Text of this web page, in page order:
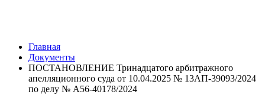
Главная
Документы
ПОСТАНОВЛЕНИЕ Тринадцатого арбитражного
апелляционного суда от 10.04.2025 № 13АП-39093/2024
по делу № А56-40178/2024